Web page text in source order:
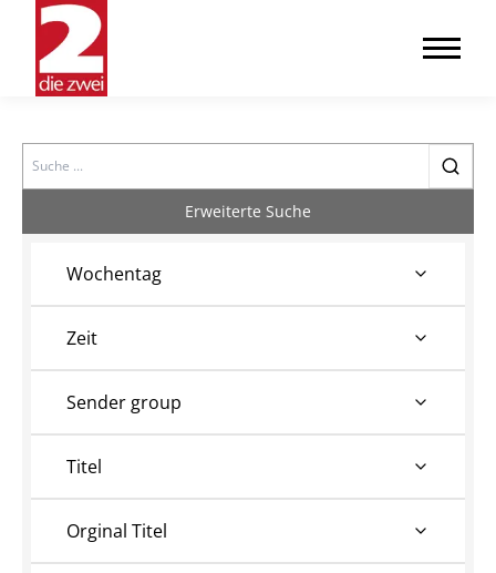
Search
Erweiterte Suche
Wochentag
Zeit
Sender group
Titel
Orginal Titel